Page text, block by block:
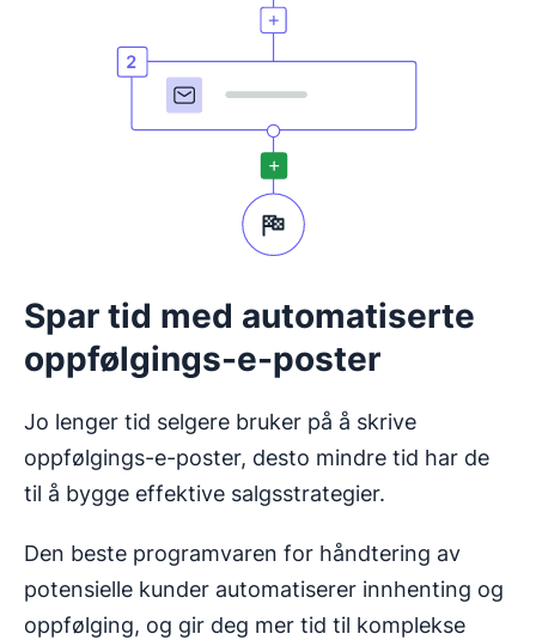
Spar tid med automatiserte
oppfølgings-e-poster
Jo lenger tid selgere bruker på å skrive
oppfølgings-e-poster, desto mindre tid har de
til å bygge effektive salgsstrategier.
Den beste programvaren for håndtering av
potensielle kunder automatiserer innhenting og
oppfølging, og gir deg mer tid til komplekse